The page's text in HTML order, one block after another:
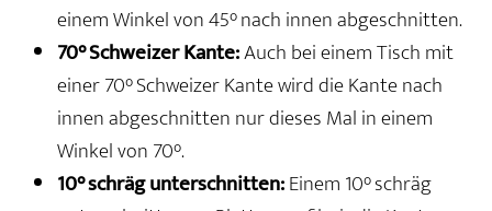
einem Winkel von 45° nach innen abgeschnitten.
70° Schweizer Kante:Auch bei einem Tisch mit
einer 70° Schweizer Kante wird die Kante nach
innen abgeschnitten nur dieses Mal in einem
Winkel von 70°.
10° schräg unterschnitten:Einem 10° schräg